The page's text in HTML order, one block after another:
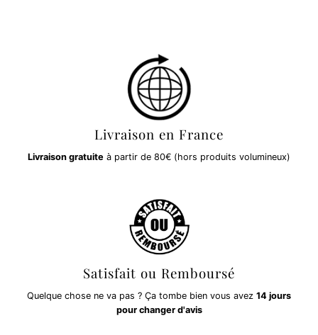
Livraison en France
Livraison gratuite à partir de 80€ (hors produits volumineux)
Satisfait ou Remboursé
Quelque chose ne va pas ? Ça tombe bien vous avez 14 jours
pour changer d'avis